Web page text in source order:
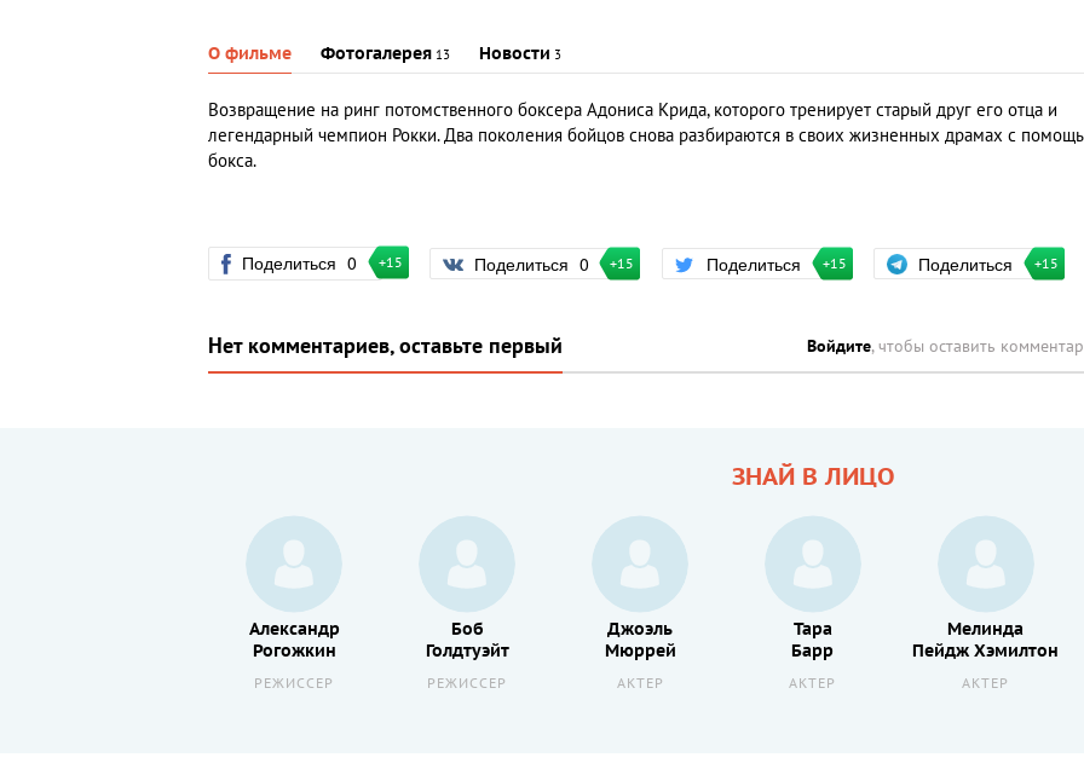
О фильме Фотогалерея 13 Новости 3
Возвращение на ринг потомственного боксера Адониса Крида, которого тренирует старый друг его отца и
легендарный чемпион Рокки. Два поколения бойцов снова разбираются в своих жизненных драмах с
бокса.
Поделиться 0 +15 Поделиться 0 +15 Поделиться +15 Поделиться +15
Нет комментариев, оставьте первый Войдите, чтобы оставить
ЗНАЙ В ЛИЦО
Александр
Рогожкин
РЕЖИССЕР
Боб
Голдтуэйт
РЕЖИССЕР
Джоэль
Мюррей
АКТЕР
Тара
Барр
АКТЕР
Мелинда
Пейдж Хэмилтон
АКТЕР